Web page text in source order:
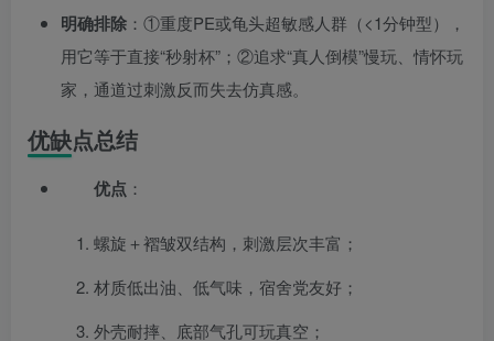
明确排除 ：①重度PE或龟头超敏感人群（<1分钟型），
用它等于直接“秒射杯”；②追求“真人倒模”慢玩、情怀玩
家，通道过刺激反而失去仿真感。
优缺点总结
优点 ：
螺旋＋褶皱双结构，刺激层次丰富；
材质低出油、低气味，宿舍党友好；
外壳耐摔、底部气孔可玩真空；